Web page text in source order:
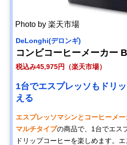
Photo by 楽天市場
DeLonghi(デロンギ)
コンビコーヒーメーカー
税込み45,975円（楽天市場）
1台でエスプレッソもドリ
える
エスプレッソマシンとコーヒーメ
マルチタイプの商品で、1台でエス
ドリップコーヒーを楽しめます。